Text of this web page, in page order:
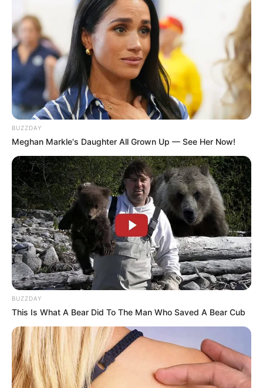
(foto: instagram/windahbasudara)
5. Kalau lelah, ya istirahat dulu…
BUZZDAY
Meghan Markle's Daughter All Grown Up — See Her Now!
BUZZDAY
This Is What A Bear Did To The Man Who Saved A Bear Cub